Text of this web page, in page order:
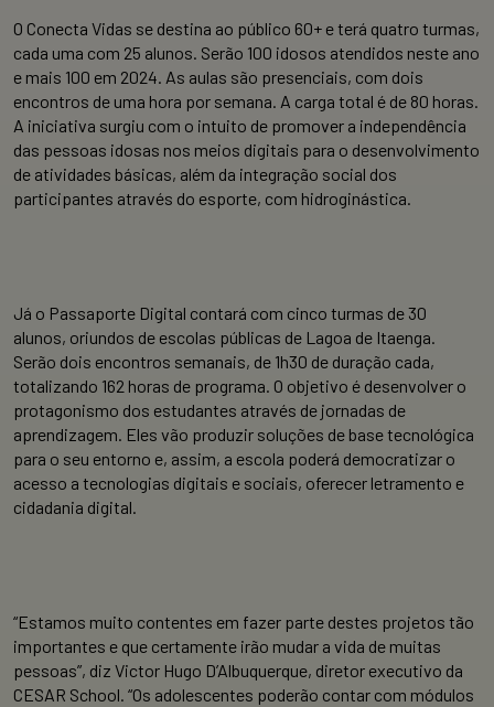
O Conecta Vidas se destina ao público 60+ e terá quatro turmas,
cada uma com 25 alunos. Serão 100 idosos atendidos neste ano
e mais 100 em 2024. As aulas são presenciais, com dois
encontros de uma hora por semana. A carga total é de 80 horas.
A iniciativa surgiu com o intuito de promover a independência
das pessoas idosas nos meios digitais para o desenvolvimento
de atividades básicas, além da integração social dos
participantes através do esporte, com hidroginástica.
Já o Passaporte Digital contará com cinco turmas de 30
alunos, oriundos de escolas públicas de Lagoa de Itaenga.
Serão dois encontros semanais, de 1h30 de duração cada,
totalizando 162 horas de programa. O objetivo é desenvolver o
protagonismo dos estudantes através de jornadas de
aprendizagem. Eles vão produzir soluções de base tecnológica
para o seu entorno e, assim, a escola poderá democratizar o
acesso a tecnologias digitais e sociais, oferecer letramento e
cidadania digital.
“Estamos muito contentes em fazer parte destes projetos tão
importantes e que certamente irão mudar a vida de muitas
pessoas”, diz Victor Hugo D’Albuquerque, diretor executivo da
CESAR School. “Os adolescentes poderão contar com módulos